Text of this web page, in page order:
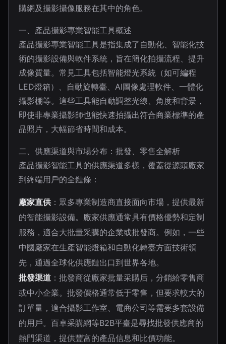
購網及攝影攝像服務在其中的角色。
一、產品攝影專業智能工具概述
產品攝影專業智能工具是指集成了自動化、智能化技
術的攝影設備與軟件系統，旨在簡化拍攝流程、提升
成像質量。常見工具包括智能燈光系統（如可編程
LED燈箱）、自動旋轉臺、AI圖像處理軟件、一體化
攝影棚等。這些工具能自動調整光線、角度和背景，
即使非專業攝影師也能快速拍攝出符合商業標準的產
品照片，大幅節省時間和成本。
二、供應渠道與市場分布：批發、零售全解析
產品攝影智能工具的供應渠道多樣，覆蓋從源頭廠家
到終端用戶的全鏈條：
廠家直供 ：眾多專業制造商直接面向市場，提供最新
的智能攝影設備。廠家供應通常具有價格優勢和定制
服務，適合大批量采購的企業或批發商。例如，一些
中國廠家在生產智能燈箱和自動化轉臺方面技術領
先，通過全球化供應鏈出口到世界各地。
批發渠道 ：批發商從廠家批量采購后，分銷給零售商
或中小企業。批發價格通常低于零售，但要求較大的
訂單量，適合攝影工作室、電商公司等需要多套設備
的用戶。百卓采購網等B2B平臺是尋找批發供應商的
熱門渠道，提供豐富的產品信息和比價功能。